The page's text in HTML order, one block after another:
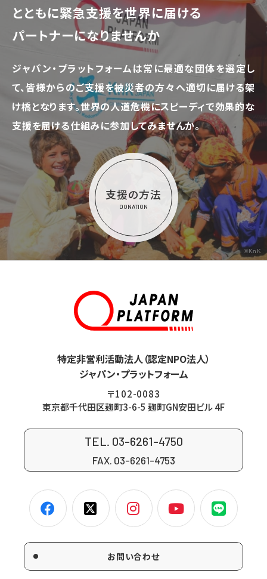
とともに緊急支援を世界に届ける
パートナーになりませんか
ジャパン・プラットフォームは常に最適な団体を選定し
て、皆様からのご支援を被災者の方々へ適切に届ける架
け橋となります。世界の人道危機にスピーディで効果的な
支援を届ける仕組みに参加してみませんか。
支援の方法
DONATION
©KnK
特定非営利活動法人（認定NPO法人）
ジャパン・プラットフォーム
〒102-0083
東京都千代田区麹町3-6-5 麹町GN安田ビル 4F
TEL. 03-6261-4750
FAX. 03-6261-4753
お問い合わせ